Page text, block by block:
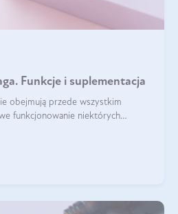
Funkcje i suplementacja
obejmują przede wszystkim
funkcjonowanie niektórych